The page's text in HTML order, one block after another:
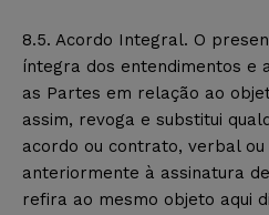
8.5. Acordo Integral. O
íntegra dos entendimentos e
as Partes em relação ao
assim, revoga e substitui
acordo ou contrato, verbal
anteriormente à assinatura
refira ao mesmo objeto aqui